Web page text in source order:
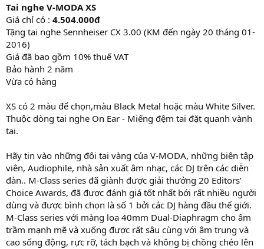
Tai nghe V-MODA XS
Giá chỉ có : 4.504.000đ
Tặng tai nghe Sennheiser CX 3.00 (KM đến ngày 20 tháng 01-
2016)
Giá đã bao gồm 10% thuế VAT
Bảo hành 2 năm
Vừa có hàng
XS có 2 màu để chọn,màu Black Metal hoặc màu White Silver.
Thuộc dòng tai nghe On Ear - Miếng đệm tai đặt quanh vành
tai.
Hãy tin vào những đôi tai vàng của V-MODA, những biên tập
viên, Audiophile, nhà sản xuất âm nhạc, các DJ trên các diễn
đàn.. M-Class series đã giành được giải thưởng 20 Editors’
Choice Awards, đã được đánh giá tốt nhất bới rất nhiều người
dùng và được bình chọn là số 1 bởi các DJ hàng đầu thế giới.
M-Class series với màng loa 40mm Dual-Diaphragm cho âm
trầm mạnh mẽ và xuống được rất sâu cùng với âm trung và
cao sống động, rực rỡ, tách bạch và không bị chồng chéo lên